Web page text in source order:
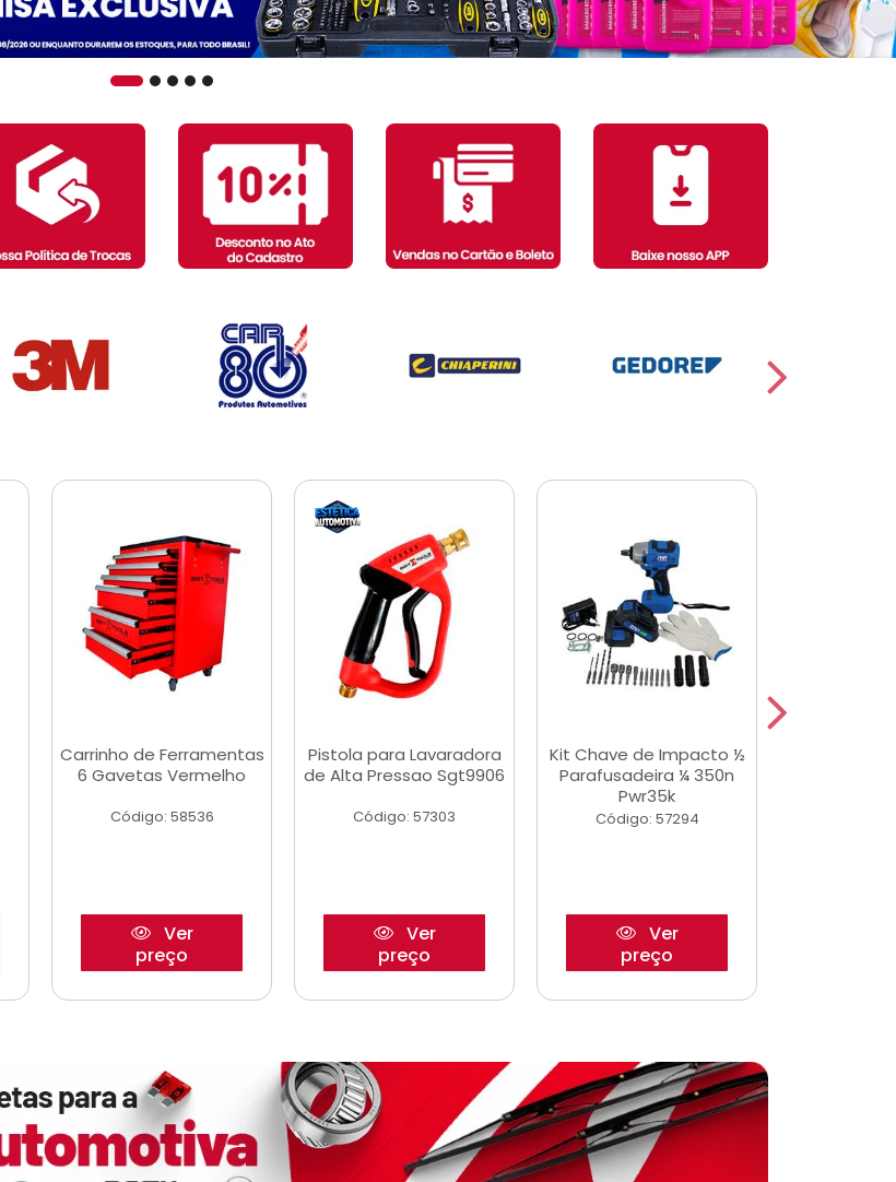
Carrinho de Ferramentas
6 Gavetas Vermelho
Código: 58536
Ver
preço
Pistola para Lavaradora
de Alta Pressao Sgt9906
Código: 57303
Ver
preço
Kit Chave de Impacto ½
Parafusadeira ¼ 350n
Pwr35k
Código: 57294
Ver
preço